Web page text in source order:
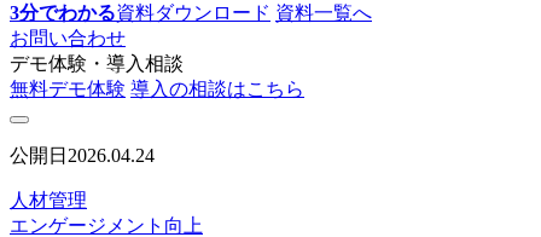
3分でわかる資料ダウンロード 資料一覧へ
お問い合わせ
デモ体験・導入相談
無料デモ体験 導入の相談はこちら
公開日 2026.04.24
人材管理
エンゲージメント向上